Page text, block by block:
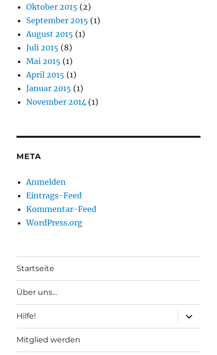
Oktober 2015 (2)
September 2015 (1)
August 2015 (1)
Juli 2015 (8)
Mai 2015 (1)
April 2015 (1)
Januar 2015 (1)
November 2014 (1)
META
Anmelden
Eintrags-Feed
Kommentar-Feed
WordPress.org
Startseite
Über uns…
Hilfe!
anzeigen
Mitglied werden